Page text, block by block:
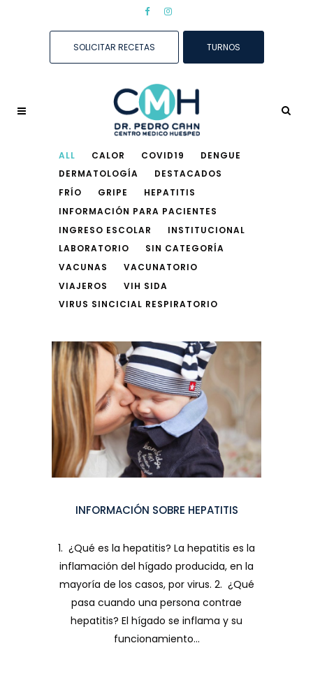
SOLICITAR RECETAS TURNOS
ALL CALOR COVID19
DENGUE
DERMATOLOGÍA
DESTACADOS
FRÍO
GRIPE
HEPATITIS
INFORMACIÓN PARA PACIENTES
INGRESO ESCOLAR
INSTITUCIONAL
LABORATORIO
SIN CATEGORÍA
VACUNAS
VACUNATORIO
VIAJEROS
VIH SIDA
VIRUS SINCICIAL RESPIRATORIO
INFORMACIÓN SOBRE HEPATITIS
1. ¿Qué es la hepatitis? La hepatitis es la
inflamación del hígado producida, en la
mayoría de los casos, por virus. 2. ¿Qué
pasa cuando una persona contrae
hepatitis? El hígado se inflama y su
funcionamiento...